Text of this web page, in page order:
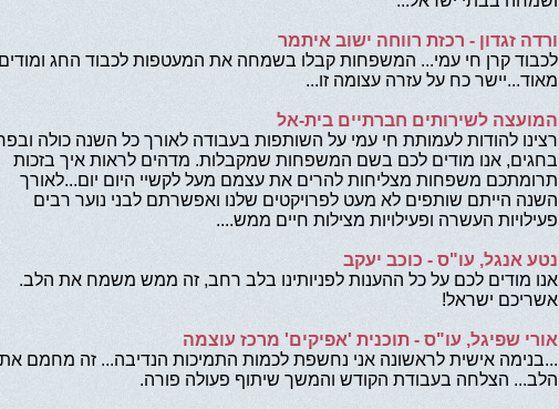
ורדה זגדון - רכזת רווחה ישוב איתמר
לכבוד קרן חי עמי... המשפחות קבלו בשמחה את המעטפות לכבוד החג
מאוד...יישר כח על עזרה עצומה זו...
המועצה לשירותים חברתיים בית-אל
רצינו להודות לעמותת חי עמי על השותפות בעבודה לאורך כל השנה כולה
בחגים, אנו מודים לכם בשם המשפחות שמקבלות. מדהים לראות איך בזכות
תרומתכם משפחות מצליחות להרים את עצמם מעל לקשיי היום יום...לאורך
השנה הייתם שותפים לא מעט לפרויקטים שלנו ואפשרתם לבני נוער רבים
פעילויות העשרה ופעילויות מצילות חיים ממש....
נטע אנגל, עו"ס - כוכב יעקב
אנו מודים לכם על כל ההענות לפניותינו בלב רחב, זה ממש משמח את הלב.
אשריכם ישראל!
אורי שפיגל, עו"ס - תוכנית 'אפיקים' מרכז עוצמה
...בנימה אישית לראשונה אני נחשפת לכמות התמיכות הנדיבה... זה מחמם את
הלב... הצלחה בעבודת הקודש והמשך שיתוף פעולה פורה.